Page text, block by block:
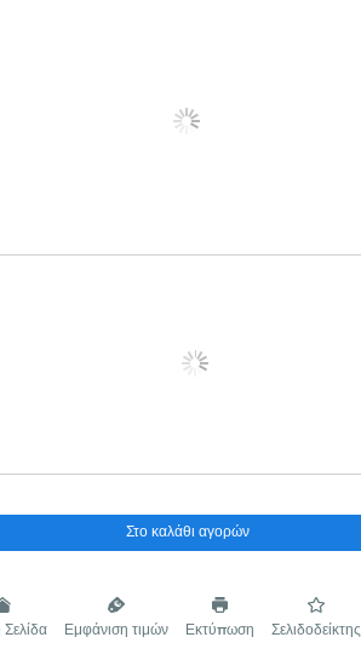
Στο καλάθι αγορών
Σελίδα Εμφάνιση τιμών Εκτύπωση Σελιδοδείκτης